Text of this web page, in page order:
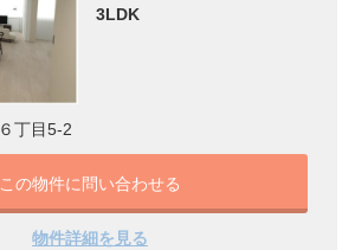
3LDK
丁目5-2
この物件に問い合わせる
物件詳細を見る